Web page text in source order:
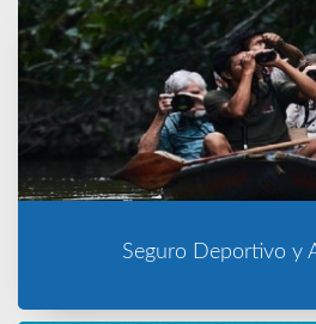
Seguro Deportivo y